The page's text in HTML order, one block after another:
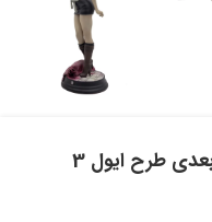
طرح ایول 3